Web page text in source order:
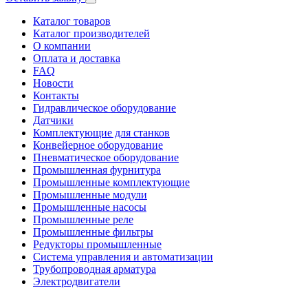
Каталог товаров
Каталог производителей
О компании
Оплата и доставка
FAQ
Новости
Контакты
Гидравлическое оборудование
Датчики
Комплектующие для станков
Конвейерное оборудование
Пневматическое оборудование
Промышленная фурнитура
Промышленные комплектующие
Промышленные модули
Промышленные насосы
Промышленные реле
Промышленные фильтры
Редукторы промышленные
Система управления и автоматизации
Трубопроводная арматура
Электродвигатели